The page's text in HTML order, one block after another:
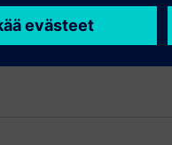
rakennettu ankarimpiin
mukaan lukien